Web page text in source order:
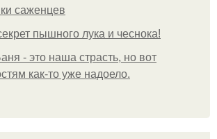
саженцев
пышного лука и чеснока!
- это наша страсть, но вот
как-то уже надоело.